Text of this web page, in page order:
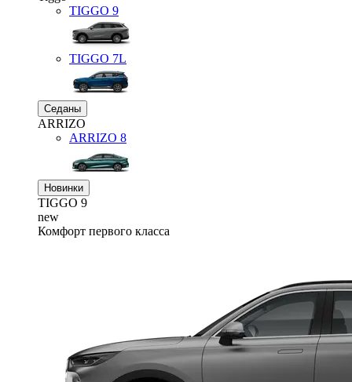
TIGGO 9
TIGGO 7L
Седаны
ARRIZO
ARRIZO 8
Новинки
TIGGO 9
new
Комфорт первого класса